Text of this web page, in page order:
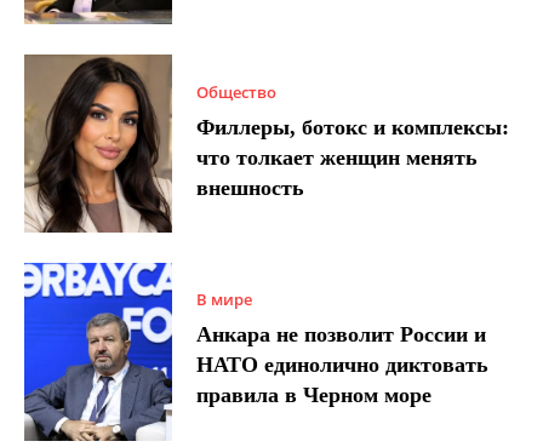
Общество
Филлеры, ботокс и комплексы:
что толкает женщин менять
внешность
В мире
Анкара не позволит России и
НАТО единолично диктовать
правила в Черном море